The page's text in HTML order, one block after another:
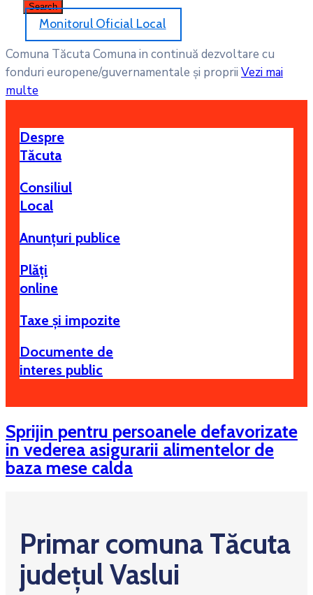
Monitorul Oficial Local
Comuna Tăcuta Comuna in continuă dezvoltare cu
fonduri europene/guvernamentale și proprii Vezi mai
multe
Despre
Tăcuta
Consiliul
Local
Anunțuri publice
Plăți
online
Taxe și impozite
Documente de
interes public
Sprijin pentru persoanele defavorizate
in vederea asigurarii alimentelor de
baza mese calda
Primar comuna Tăcuta
județul Vaslui